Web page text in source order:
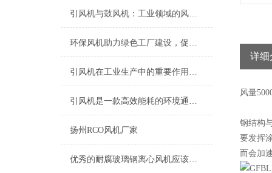
引风机与鼓风机：工业领域的风动双子星
环保风机助力绿色工厂建设，促进节能减排
引风机在工业生产中的重要作用及发展趋势
引风机是一款高效能耗的环境通风设备
扬州RCO风机厂家
优秀的耐腐玻璃钢离心风机应该具备以下特点
详细
风量
钢结构
要发挥
而会加